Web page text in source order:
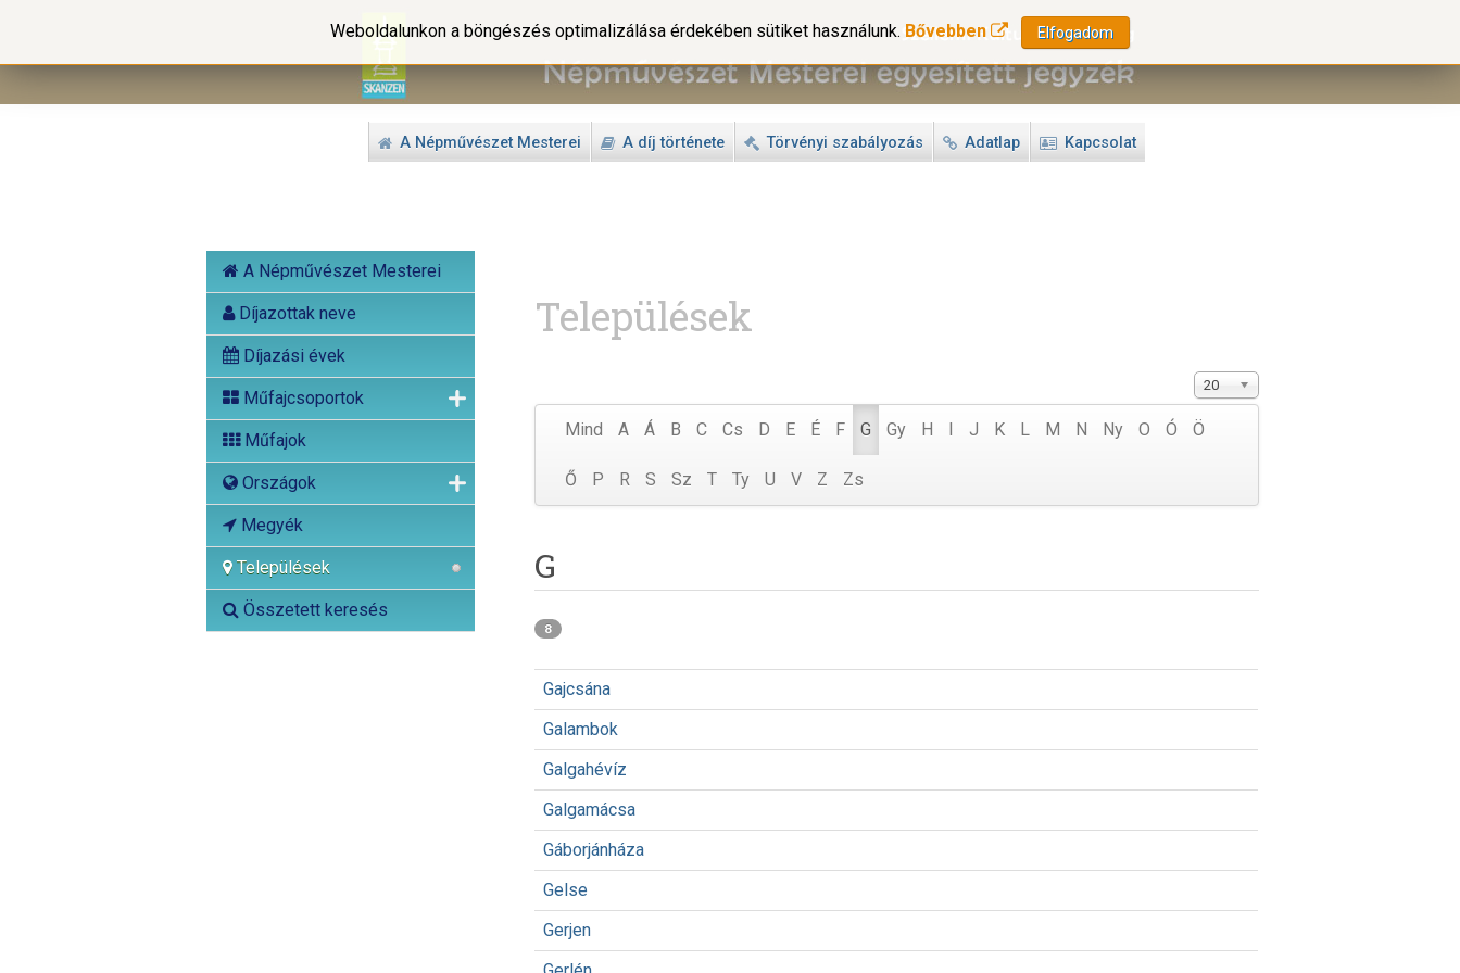
A Népművészet Mesterei A díj története Törvényi szabályozás Adatlap Kapcsolat
A Népművészet Mesterei
Díjazottak neve
Díjazási évek
Műfajcsoportok
Műfajok
Országok
Megyék
Települések
Összetett keresés
Weboldalunkon a böngészés optimalizálása érdekében sütiket használunk. Bővebben Elfogadom
Települések
20
Mind A Á B C Cs D E É F G Gy H I J K L M N Ny O Ó Ö
Ő P R S Sz T Ty U V Z Zs
G
8
Gajcsána
Galambok
Galgahévíz
Galgamácsa
Gáborjánháza
Gelse
Gerjen